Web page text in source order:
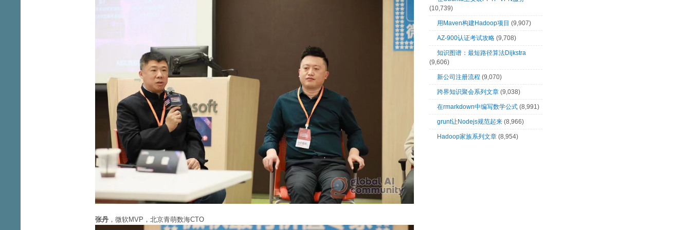
张丹 ，微软MVP，北京青萌数海CTO
(10,739)
用Maven构建Hadoop项目 (9,907)
AZ-900认证考试攻略 (9,708)
知识图谱：最短路径算法Dijkstra
(9,606)
新公司注册流程 (9,070)
跨界知识聚会系列文章 (9,038)
在rmarkdown中编写数学公式 (8,991)
grunt让Nodejs规范起来 (8,966)
Hadoop家族系列文章 (8,954)